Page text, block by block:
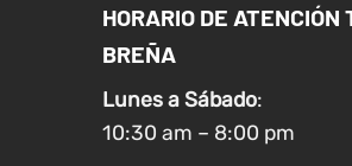
opciones
elegir
en
HORARIO DE ATENCIÓN
BREÑA
Lunes a Sábado:
10:30 am – 8:00 pm